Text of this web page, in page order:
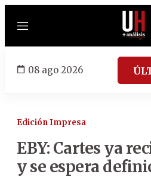
Menú
08 ago 2026
Edición Impresa
EBY: Cartes ya
y se espera